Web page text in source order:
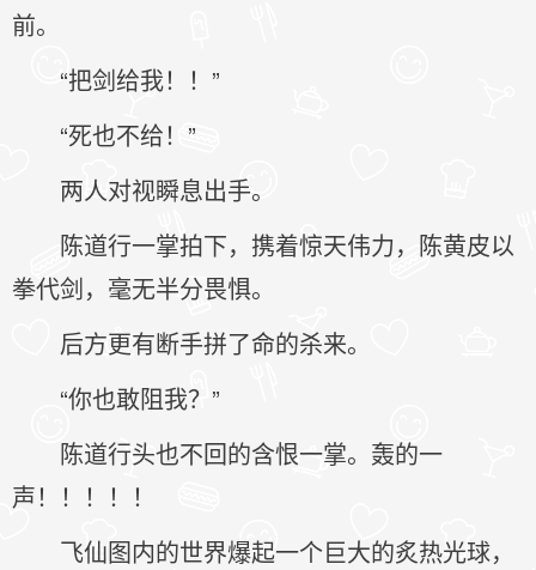
前。
“把剑给我！！”
“死也不给！”
两人对视瞬息出手。
陈道行一掌拍下，携着惊天伟力，陈黄皮以
拳代剑，毫无半分畏惧。
后方更有断手拼了命的杀来。
“你也敢阻我？”
陈道行头也不回的含恨一掌。轰的一
声！！！！！
飞仙图内的世界爆起一个巨大的炙热光球，